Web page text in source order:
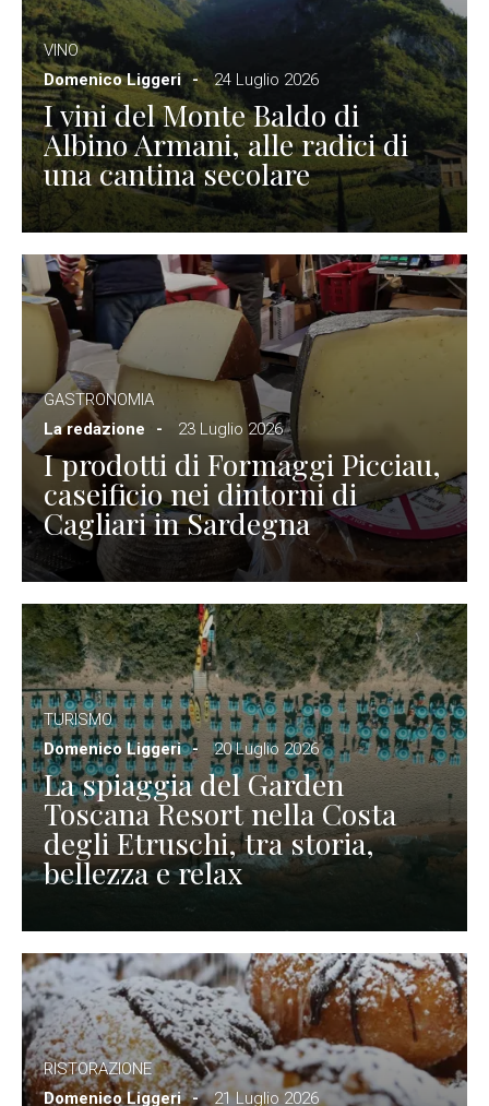
VINO
Domenico Liggeri
24 Luglio 2026
I vini del Monte Baldo di
Albino Armani, alle radici di
una cantina secolare
GASTRONOMIA
La redazione
23 Luglio 2026
I prodotti di Formaggi Picciau,
caseificio nei dintorni di
Cagliari in Sardegna
TURISMO
Domenico Liggeri
20 Luglio 2026
La spiaggia del Garden
Toscana Resort nella Costa
degli Etruschi, tra storia,
bellezza e relax
RISTORAZIONE
Domenico Liggeri
21 Luglio 2026